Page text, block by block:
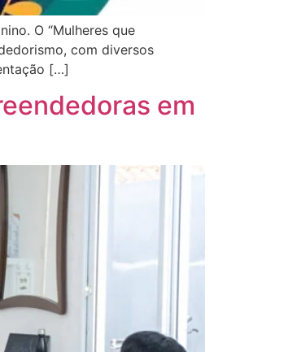
O “Mulheres que
com diversos
[…]
em